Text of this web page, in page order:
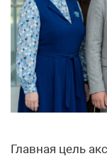
Главная цель